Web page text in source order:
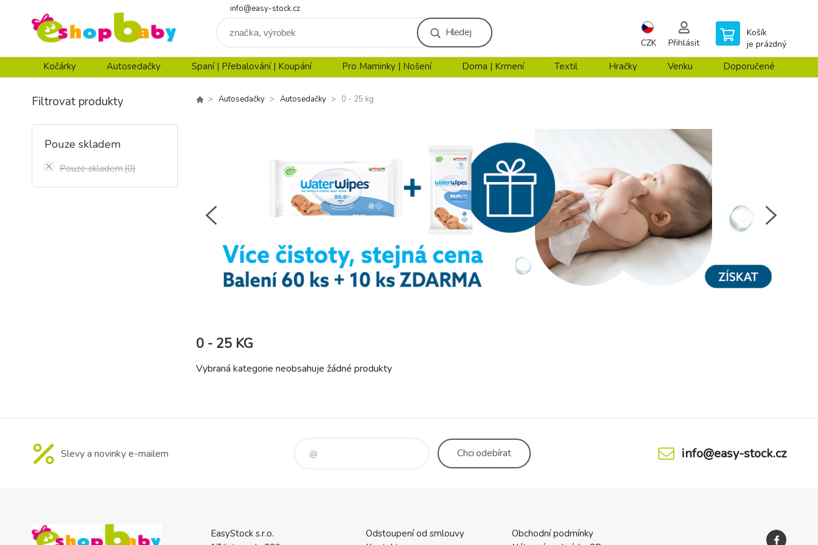
info@easy-stock.cz
Hledej
CZK Přihlásit
Košík
je prázdný
Kočárky Autosedačky Spaní | Přebalování | Koupání Pro Maminky | Nošení Doma | Krmení Textil Hračky Venku Doporučené
Filtrovat produkty
Pouze skladem
Pouze skladem(0)
Autosedačky Autosedačky 0 - 25 kg
0 - 25 KG
Vybraná kategorie neobsahuje žádné produkty
Slevy a novinky e-mailem Chciodebírat info@easy-stock.cz
EasyStock s.r.o.
Odstoupení od smlouvy
Obchodní podmínky